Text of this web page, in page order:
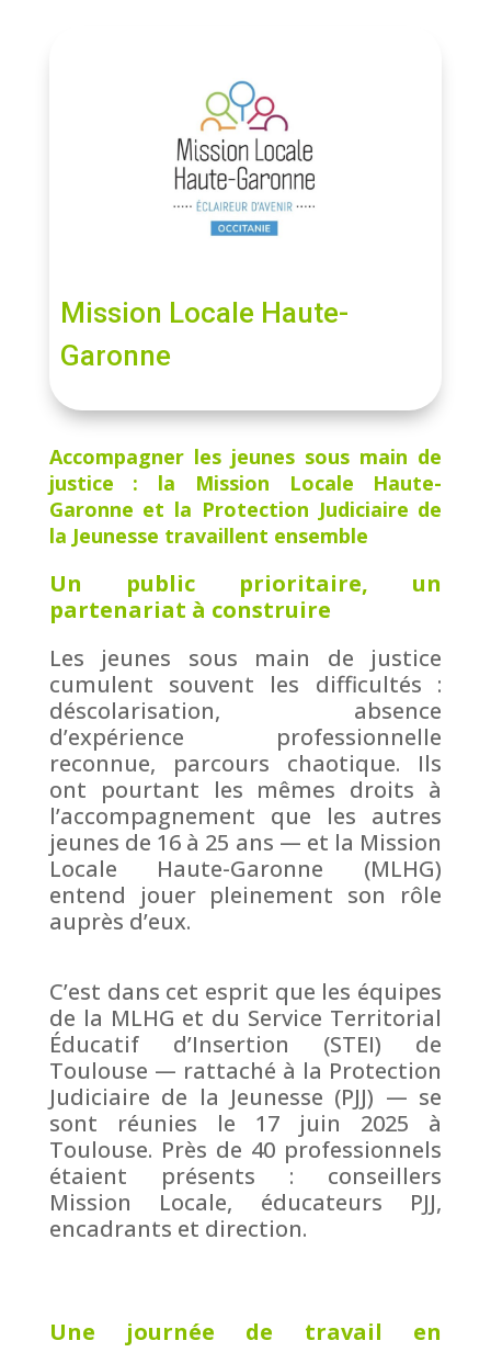
Mission Locale Haute-
Garonne
Accompagner les jeunes sous main de
justice : la Mission Locale Haute-
Garonne et la Protection Judiciaire de
la Jeunesse travaillent ensemble
Un public prioritaire, un
partenariat à construire
Les jeunes sous main de justice
cumulent souvent les difficultés :
déscolarisation, absence
d’expérience professionnelle
reconnue, parcours chaotique. Ils
ont pourtant les mêmes droits à
l’accompagnement que les autres
jeunes de 16 à 25 ans — et la Mission
Locale Haute-Garonne (MLHG)
entend jouer pleinement son rôle
auprès d’eux.
C’est dans cet esprit que les équipes
de la MLHG et du Service Territorial
Éducatif d’Insertion (STEI) de
Toulouse — rattaché à la Protection
Judiciaire de la Jeunesse (PJJ) — se
sont réunies le 17 juin 2025 à
Toulouse. Près de 40 professionnels
étaient présents : conseillers
Mission Locale, éducateurs PJJ,
encadrants et direction.
Une journée de travail en